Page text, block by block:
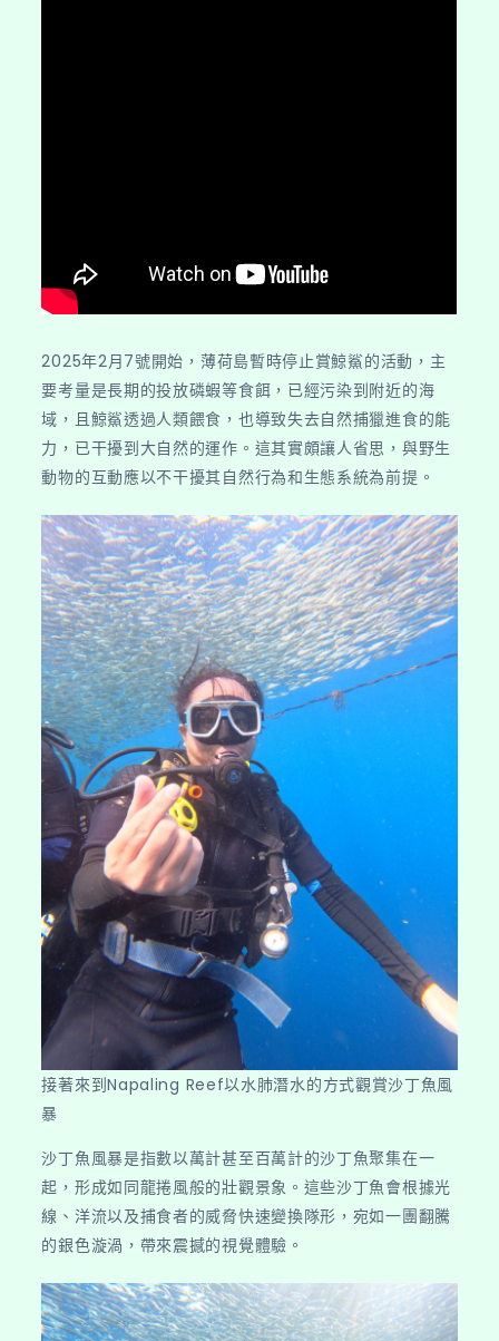
2025年2月7號開始，薄荷島暫時停止賞鯨鯊的活動，主
要考量是長期的投放磷蝦等食餌，已經污染到附近的海
域，且鯨鯊透過人類餵食，也導致失去自然捕獵進食的能
力，已干擾到大自然的運作。這其實頗讓人省思，與野生
動物的互動應以不干擾其自然行為和生態系統為前提。
接著來到Napaling Reef以水肺潛水的方式觀賞沙丁魚風
暴
沙丁魚風暴是指數以萬計甚至百萬計的沙丁魚聚集在一
起，形成如同龍捲風般的壯觀景象。這些沙丁魚會根據光
線、洋流以及捕食者的威脅快速變換隊形，宛如一團翻騰
的銀色漩渦，帶來震撼的視覺體驗。